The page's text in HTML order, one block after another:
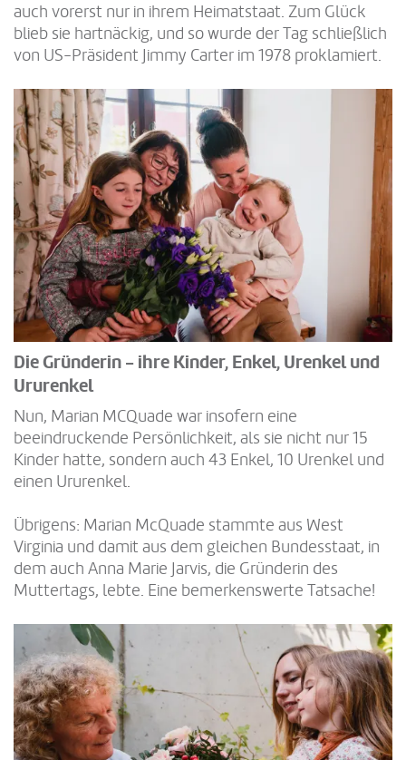
auch vorerst nur in ihrem Heimatstaat. Zum Glück
blieb sie hartnäckig, und so wurde der Tag schließlich
von US-Präsident Jimmy Carter im 1978 proklamiert.
Die Gründerin - ihre Kinder, Enkel, Urenkel und
Ururenkel
Nun, Marian MCQuade war insofern eine
beeindruckende Persönlichkeit, als sie nicht nur 15
Kinder hatte, sondern auch 43 Enkel, 10 Urenkel und
einen Ururenkel.
Übrigens: Marian McQuade stammte aus West
Virginia und damit aus dem gleichen Bundesstaat, in
dem auch Anna Marie Jarvis, die Gründerin des
Muttertags, lebte. Eine bemerkenswerte Tatsache!